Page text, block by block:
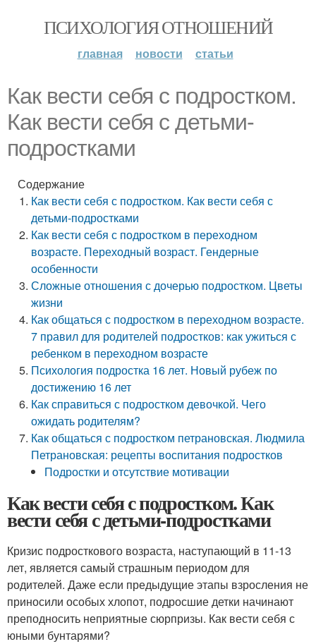
ПСИХОЛОГИЯ ОТНОШЕНИЙ
главная новости статьи
Как вести себя с подростком.
Как вести себя с детьми-
подростками
Содержание
Как вести себя с подростком. Как вести себя с
детьми-подростками
Как вести себя с подростком в переходном
возрасте. Переходный возраст. Гендерные
особенности
Сложные отношения с дочерью подростком. Цветы
жизни
Как общаться с подростком в переходном возрасте.
7 правил для родителей подростков: как ужиться с
ребенком в переходном возрасте
Психология подростка 16 лет. Новый рубеж по
достижению 16 лет
Как справиться с подростком девочкой. Чего
ожидать родителям?
Как общаться с подростком петрановская. Людмила
Петрановская: рецепты воспитания подростков
Подростки и отсутствие мотивации
Как вести себя с подростком. Как
вести себя с детьми-подростками
Кризис подросткового возраста, наступающий в 11-13
лет, является самый страшным периодом для
родителей. Даже если предыдущие этапы взросления не
приносили особых хлопот, подросшие детки начинают
преподносить неприятные сюрпризы. Как вести себя с
юными бунтарями?